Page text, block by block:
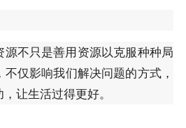
源不只是善用资源以克服种种局
仅影响我们解决问题的方式，
让生活过得更好。